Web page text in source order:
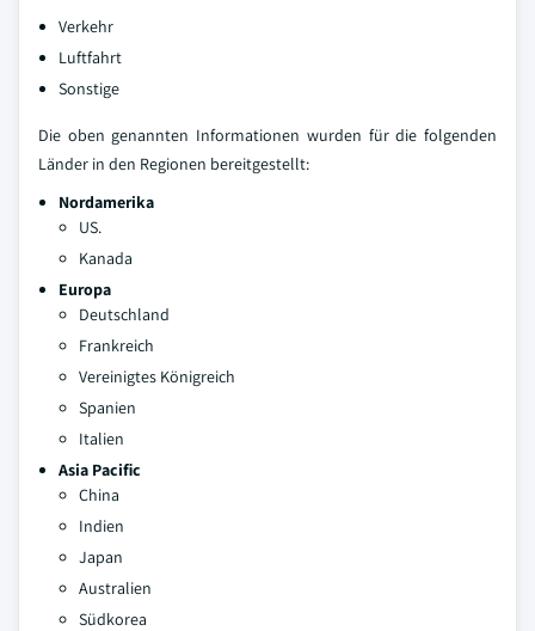
Verkehr
Luftfahrt
Sonstige
Die oben genannten Informationen wurden für die folgenden
Länder in den Regionen bereitgestellt:
Nordamerika
US.
Kanada
Europa
Deutschland
Frankreich
Vereinigtes Königreich
Spanien
Italien
Asia Pacific
China
Indien
Japan
Australien
Südkorea